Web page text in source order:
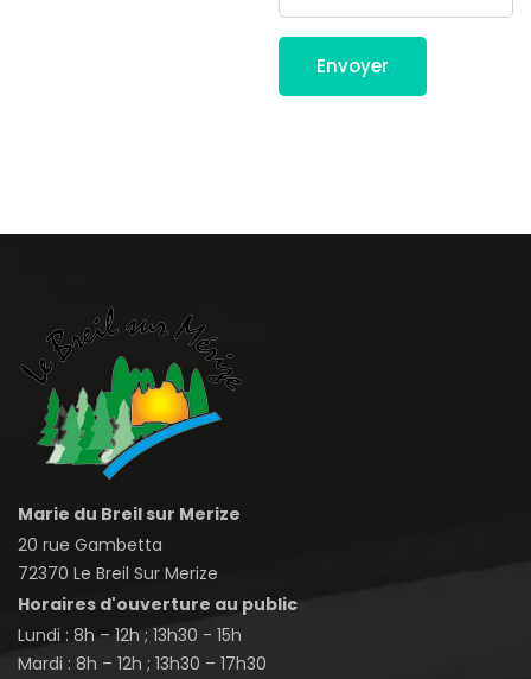
Envoyer
Marie du Breil sur Merize
20 rue Gambetta
72370 Le Breil Sur Merize
Horaires d'ouverture au public
Lundi : 8h – 12h ; 13h30 - 15h
Mardi : 8h – 12h ; 13h30 – 17h30